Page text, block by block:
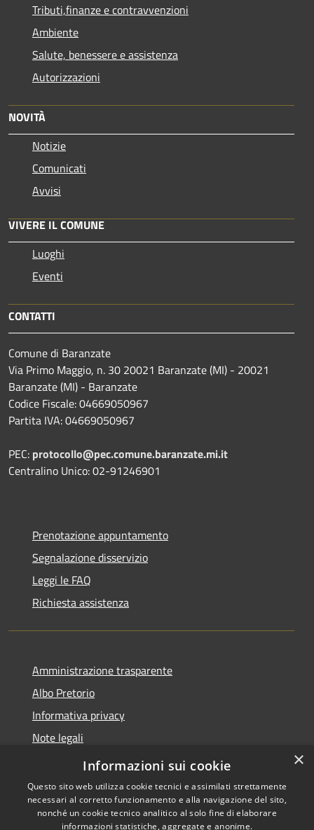
Tributi,finanze e contravvenzioni
Ambiente
Salute, benessere e assistenza
Autorizzazioni
NOVITÀ
Notizie
Comunicati
Avvisi
VIVERE IL COMUNE
Luoghi
Eventi
CONTATTI
Comune di Baranzate
Via Primo Maggio, n. 30 20021 Baranzate (MI) - 20021
Baranzate (MI) - Baranzate
Codice Fiscale: 04669050967
Partita IVA: 04669050967
PEC: protocollo@pec.comune.baranzate.mi.it
Centralino Unico: 02-91246901
Prenotazione appuntamento
Segnalazione disservizio
Leggi le FAQ
Richiesta assistenza
Amministrazione trasparente
Albo Pretorio
Informativa privacy
Note legali
Dichiarazione di accessibilità
×
Informazioni sui cookie
Questo sito web utilizza cookie tecnici e assimilati strettamente
necessari al corretto funzionamento e alla navigazione del sito,
nonché un cookie tecnico analitico al solo fine di elaborare
informazioni statistiche, aggregate e anonime.